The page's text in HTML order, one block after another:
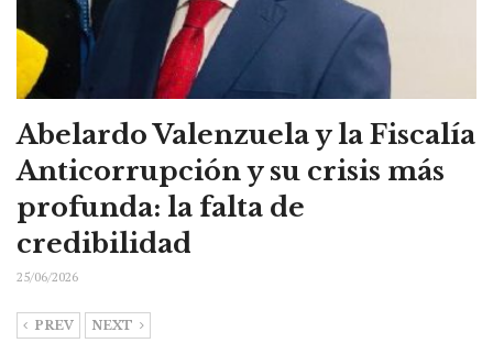
Abelardo Valenzuela y la Fiscalía
Anticorrupción y su crisis más
profunda: la falta de
credibilidad
25/06/2026
PREV NEXT